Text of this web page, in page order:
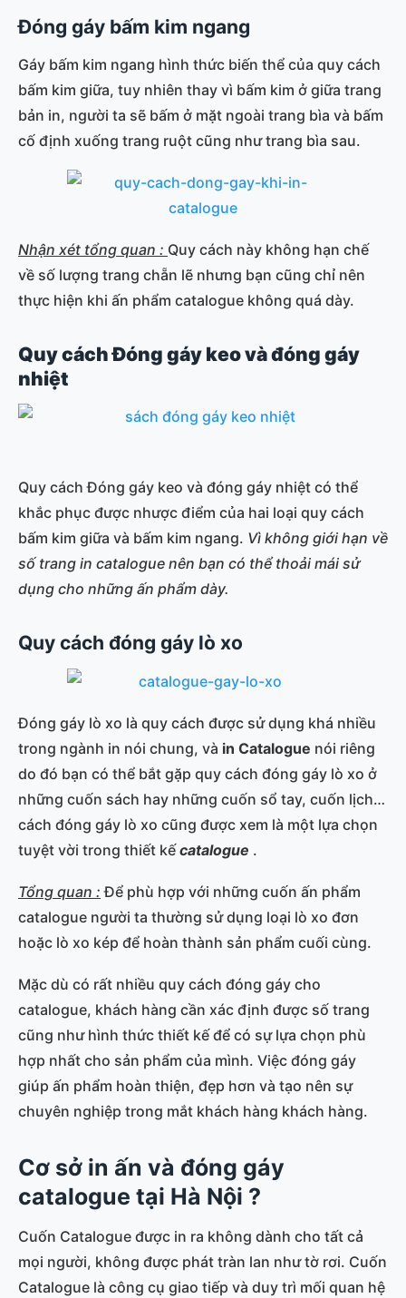
Đóng gáy bấm kim ngang
Gáy bấm kim ngang hình thức biến thể của quy cách
bấm kim giữa, tuy nhiên thay vì bấm kim ở giữa trang
bản in, người ta sẽ bấm ở mặt ngoài trang bìa và bấm
cố định xuống trang ruột cũng như trang bìa sau.
Nhận xét tổng quan : Quy cách này không hạn chế
về số lượng trang chẵn lẽ nhưng bạn cũng chỉ nên
thực hiện khi ấn phẩm catalogue không quá dày.
Quy cách Đóng gáy keo và đóng gáy
nhiệt
Quy cách Đóng gáy keo và đóng gáy nhiệt có thể
khắc phục được nhược điểm của hai loại quy cách
bấm kim giữa và bấm kim ngang. Vì không giới hạn về
số trang in catalogue nên bạn có thể thoải mái sử
dụng cho những ấn phẩm dày.
Quy cách đóng gáy lò xo
Đóng gáy lò xo là quy cách được sử dụng khá nhiều
trong ngành in nói chung, và in Catalogue nói riêng
do đó bạn có thể bắt gặp quy cách đóng gáy lò xo ở
những cuốn sách hay những cuốn sổ tay, cuốn lịch…
cách đóng gáy lò xo cũng được xem là một lựa chọn
tuyệt vời trong thiết kếcatalogue .
Tổng quan : Để phù hợp với những cuốn ấn phẩm
catalogue người ta thường sử dụng loại lò xo đơn
hoặc lò xo kép để hoàn thành sản phẩm cuối cùng.
Mặc dù có rất nhiều quy cách đóng gáy cho
catalogue, khách hàng cần xác định được số trang
cũng như hình thức thiết kế để có sự lựa chọn phù
hợp nhất cho sản phẩm của mình. Việc đóng gáy
giúp ấn phẩm hoàn thiện, đẹp hơn và tạo nên sự
chuyên nghiệp trong mắt khách hàng khách hàng.
Cơ sở in ấn và đóng gáy
catalogue tại Hà Nội ?
Cuốn Catalogue được in ra không dành cho tất cả
mọi người, không được phát tràn lan như tờ rơi. Cuốn
Catalogue là công cụ giao tiếp và duy trì mối quan hệ